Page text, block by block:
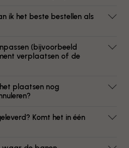
ik het beste bestellen als
(bijvoorbeeld
verplaatsen of de
plaatsen nog
Komt het in één